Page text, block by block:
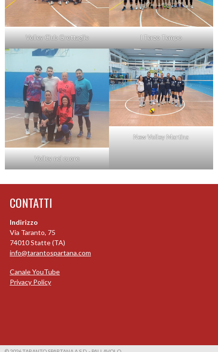
Volley Club Grottaglie I Terzo Tempo
Volley nel cuore
New Volley Martina
CONTATTI
Indirizzo
Via Taranto, 75
74010 Statte (TA)
info@tarantospartana.com
Canale YouTube
Privacy Policy